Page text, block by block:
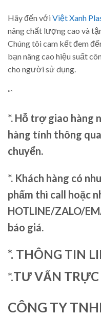
Hãy đến vớiViệt Xanh
nâng chất lượng cao và
Chúng tôi cam kết đem
bạn nâng cao hiệu suất
cho người sử dụng.
“`
*. Hỗ trợ giao hàng
hàng tỉnh thông
chuyển.
*. Khách hàng có
phẩm thì call hoặc
HOTLINE/ZALO/
báo giá.
*. THÔNG TIN
*.TƯ VẤN TRỰC
CÔNG TY